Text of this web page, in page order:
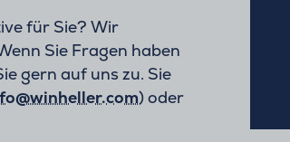
für Sie? Wir
Sie Fragen haben
gern auf uns zu. Sie
) oder